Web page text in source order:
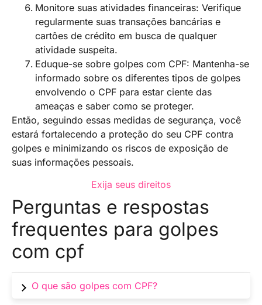
Monitore suas atividades financeiras: Verifique
regularmente suas transações bancárias e
cartões de crédito em busca de qualquer
atividade suspeita.
Eduque-se sobre golpes com CPF: Mantenha-se
informado sobre os diferentes tipos de golpes
envolvendo o CPF para estar ciente das
ameaças e saber como se proteger.
Então, seguindo essas medidas de segurança, você
estará fortalecendo a proteção do seu CPF contra
golpes e minimizando os riscos de exposição de
suas informações pessoais.
Exija seus direitos
Perguntas e respostas
frequentes para golpes
com cpf
O que são golpes com CPF?